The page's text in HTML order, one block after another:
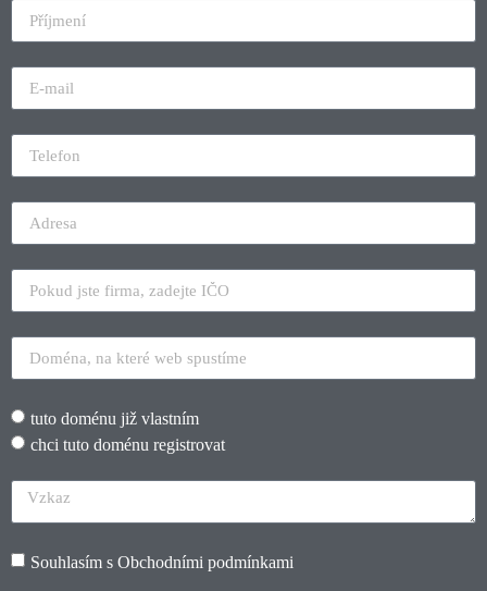
tuto doménu již vlastním
chci tuto doménu registrovat
Souhlasím s Obchodními podmínkami